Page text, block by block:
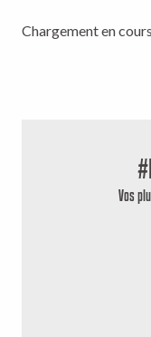
Chargement en
Vos